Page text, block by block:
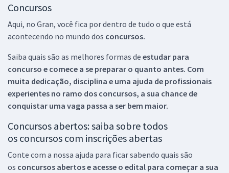
Concursos
Aqui, no Gran, você fica por dentro de tudo o que está
acontecendo no mundo dos concursos.
Saiba quais são as melhores formas de estudar para
concurso e comece a se preparar o quanto antes. Com
muita dedicação, disciplina e uma ajuda de profissionais
experientes no ramo dos concursos, a sua chance de
conquistar uma vaga passa a ser bem maior.
Concursos abertos: saiba sobre todos
os concursos com inscrições abertas
Conte com a nossa ajuda para ficar sabendo quais são
os concursos abertos e acesse o edital para começar a sua